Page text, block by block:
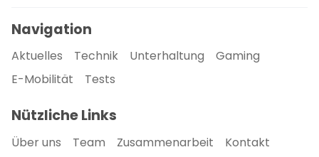
Navigation
Aktuelles Technik Unterhaltung
Gaming
E-Mobilität
Tests
Nützliche Links
Über uns Team Zusammenarbeit
Kontakt